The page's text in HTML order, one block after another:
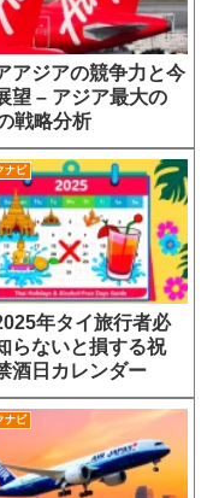
アジアの競争力と今
望 – アジア最大の
戦略分析
ナビ
年タイ旅行者必
らないと損する祝
酒日カレンダー
ナビ